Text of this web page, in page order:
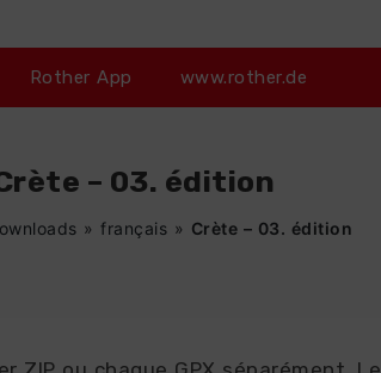
Rother App www.rother.de
– 03. édition
»français » Crète – 03. édition